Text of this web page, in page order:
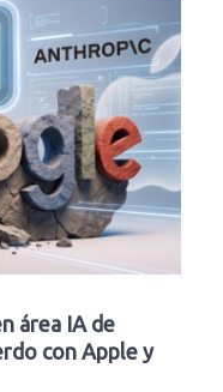
área IA de
con Apple y